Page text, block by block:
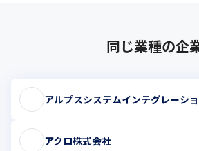
同じ業種の企
アルプスシステムインテグレーシ
アクロ株式会社